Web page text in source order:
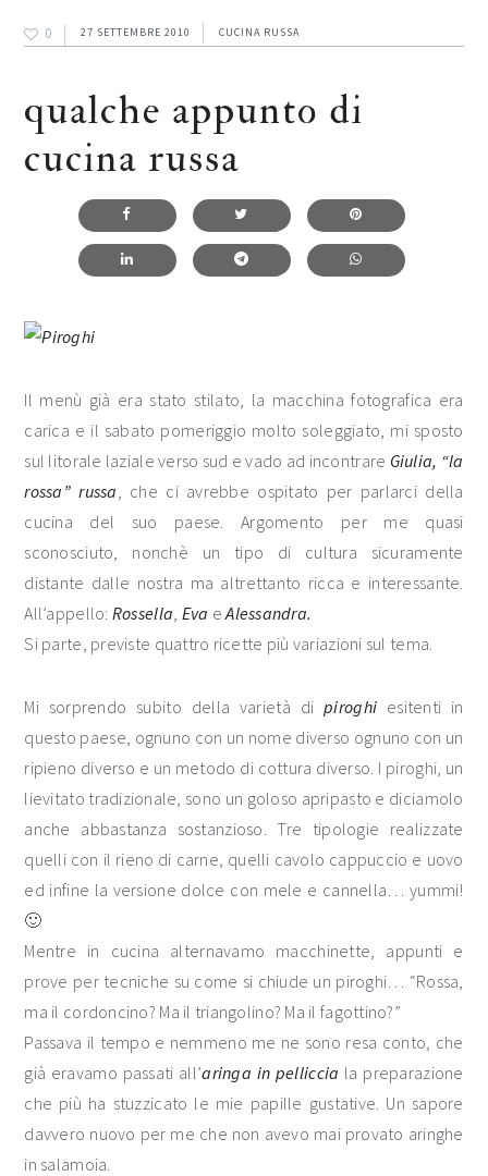
0 27 SETTEMBRE 2010 CUCINA RUSSA
qualche appunto di
cucina russa
Il menù già era stato stilato, la macchina fotografica era
carica e il sabato pomeriggio molto soleggiato, mi sposto
sul litorale laziale verso sud e vado ad incontrare Giulia, “la
rossa” russa, che ci avrebbe ospitato per parlarci della
cucina del suo paese. Argomento per me quasi
sconosciuto, nonchè un tipo di cultura sicuramente
distante dalle nostra ma altrettanto ricca e interessante.
All’appello: Rossella, Eva eAlessandra.
Si parte, previste quattro ricette più variazioni sul tema.
Mi sorprendo subito della varietà dipiroghi esitenti in
questo paese, ognuno con un nome diverso ognuno con un
ripieno diverso e un metodo di cottura diverso. I piroghi, un
lievitato tradizionale, sono un goloso apripasto e diciamolo
anche abbastanza sostanzioso. Tre tipologie realizzate
quelli con il rieno di carne, quelli cavolo cappuccio e uovo
ed infine la versione dolce con mele e cannella… yummi!
🙂
Mentre in cucina alternavamo macchinette, appunti e
prove per tecniche su come si chiude un piroghi… “Rossa,
ma il cordoncino? Ma il triangolino? Ma il fagottino?”
Passava il tempo e nemmeno me ne sono resa conto, che
già eravamo passati all’aringa in pelliccia la preparazione
che più ha stuzzicato le mie papille gustative. Un sapore
davvero nuovo per me che non avevo mai provato aringhe
in salamoia.